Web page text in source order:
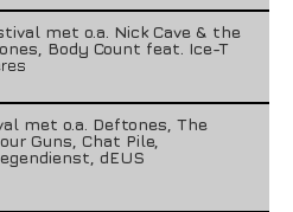
met o.a. Nick Cave & the
Body Count feat. Ice-T
met o.a. Deftones, The
Guns, Chat Pile,
dEUS